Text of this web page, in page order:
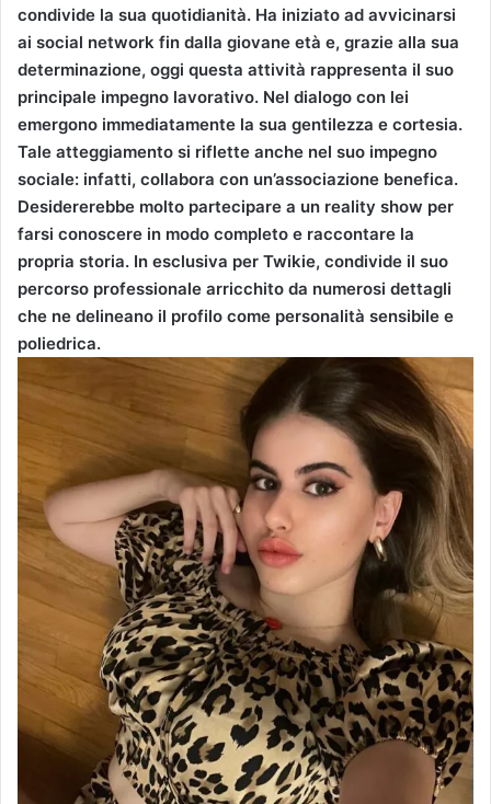
condivide la sua quotidianità. Ha iniziato ad avvicinarsi
ai social network fin dalla giovane età e, grazie alla sua
determinazione, oggi questa attività rappresenta il suo
principale impegno lavorativo. Nel dialogo con lei
emergono immediatamente la sua gentilezza e cortesia.
Tale atteggiamento si riflette anche nel suo impegno
sociale: infatti, collabora con un’associazione benefica.
Desidererebbe molto partecipare a un reality show per
farsi conoscere in modo completo e raccontare la
propria storia. In esclusiva per Twikie, condivide il suo
percorso professionale arricchito da numerosi dettagli
che ne delineano il profilo come personalità sensibile e
poliedrica.